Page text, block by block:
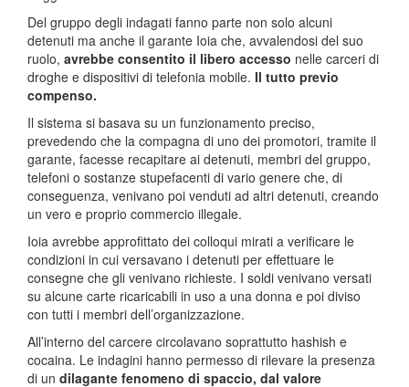
Del gruppo degli indagati fanno parte non solo alcuni
detenuti ma anche il garante Ioia che, avvalendosi del suo
ruolo, avrebbe consentito il libero accesso nelle carceri di
droghe e dispositivi di telefonia mobile. Il tutto previo
compenso.
Il sistema si basava su un funzionamento preciso,
prevedendo che la compagna di uno dei promotori, tramite il
garante, facesse recapitare ai detenuti, membri del gruppo,
telefoni o sostanze stupefacenti di vario genere che, di
conseguenza, venivano poi venduti ad altri detenuti, creando
un vero e proprio commercio illegale.
Ioia avrebbe approfittato dei colloqui mirati a verificare le
condizioni in cui versavano i detenuti per effettuare le
consegne che gli venivano richieste. I soldi venivano versati
su alcune carte ricaricabili in uso a una donna e poi diviso
con tutti i membri dell’organizzazione.
All’interno del carcere circolavano soprattutto hashish e
cocaina. Le indagini hanno permesso di rilevare la presenza
di un dilagante fenomeno di spaccio, dal valore